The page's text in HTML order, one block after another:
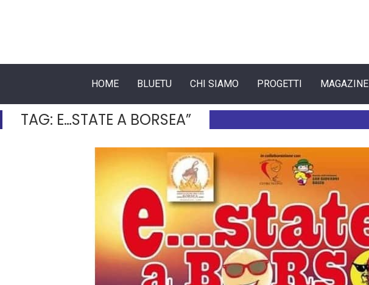
HOME BLUETU CHI SIAMO PROGETTI MAGAZINE
TAG: E…STATE A BORSEA”